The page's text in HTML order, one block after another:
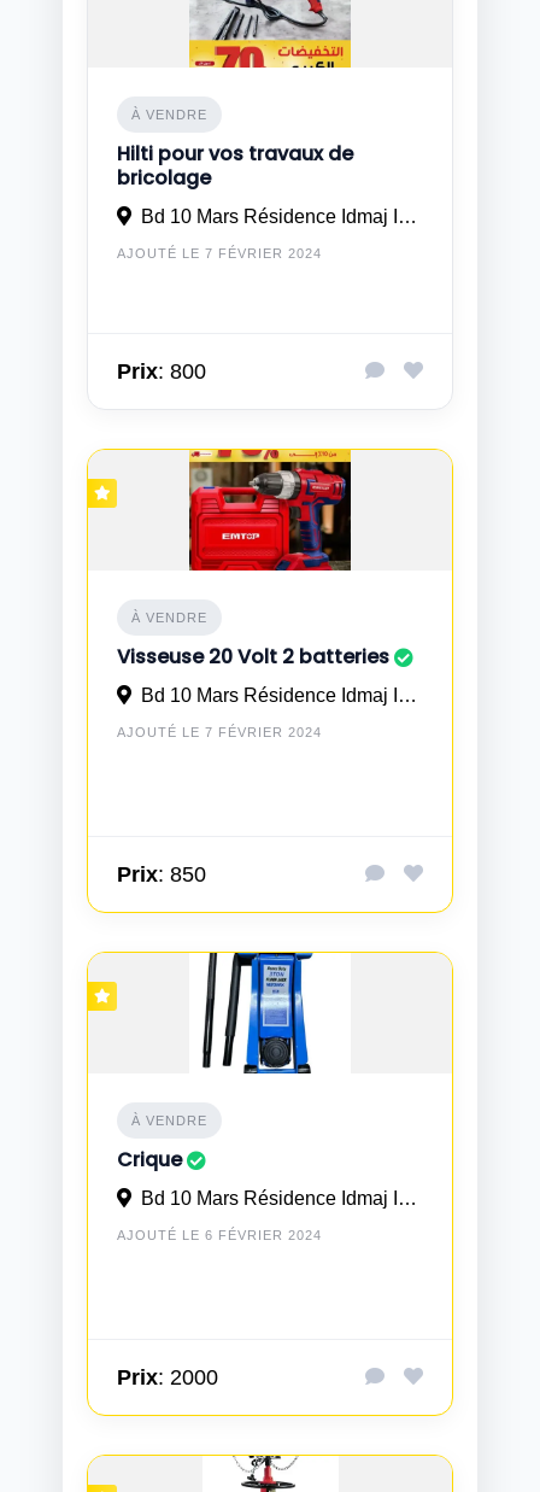
À VENDRE
Hilti pour vos travaux de
bricolage
Bd 10 Mars Résidence Idmaj Imm 21 N° 3 à Casablanca
AJOUTÉ LE 7 FÉVRIER 2024
Prix: 800
À VENDRE
Visseuse 20 Volt 2 batteries
Bd 10 Mars Résidence Idmaj Imm 21 N° 3 à Casablanca
AJOUTÉ LE 7 FÉVRIER 2024
Prix: 850
À VENDRE
Crique
Bd 10 Mars Résidence Idmaj Imm 21 N° 3 à Casablanca
AJOUTÉ LE 6 FÉVRIER 2024
Prix: 2000